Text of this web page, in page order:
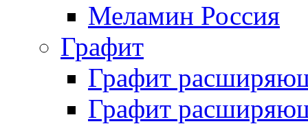
Меламин Россия
Графит
Графит
Графит